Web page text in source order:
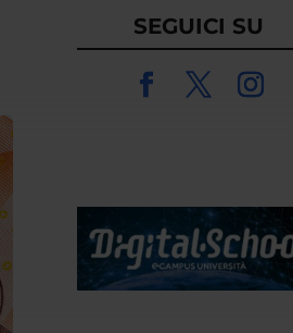
SEGUICI SU